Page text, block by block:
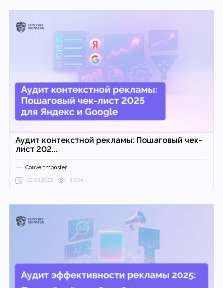
Аудит контекстной рекламы: Пошаговый чек-
лист 202...
Convertmonster
22.08.2025 3 054